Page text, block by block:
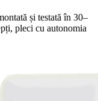
și testată în 30–
pleci cu autonomia